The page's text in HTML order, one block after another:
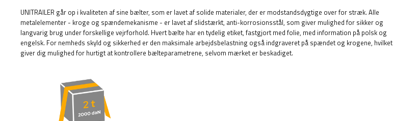
UNITRAILER går op i kvaliteten af ​​sine bælter, som er lavet af solide materialer, der er modstandsdygtige over for stræk. Alle
metalelementer - kroge og spændemekanisme - er lavet af slidstærkt, anti-korrosionsstål, som giver mulighed for sikker og
langvarig brug under forskellige vejrforhold. Hvert bælte har en tydelig etiket, fastgjort med folie, med information på polsk og
engelsk. For nemheds skyld og sikkerhed er den maksimale arbejdsbelastning også indgraveret på spændet og krogene, hvilket
giver dig mulighed for hurtigt at kontrollere bælteparametrene, selvom mærket er beskadiget.